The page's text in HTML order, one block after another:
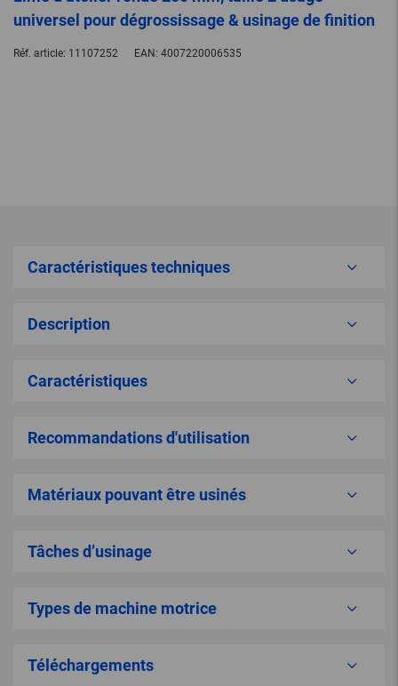
universel pour dégrossissage & usinage de finition
Réf. article: 11107252 EAN: 4007220006535
Caractéristiques techniques
Description
Caractéristiques
Recommandations d'utilisation
Matériaux pouvant être usinés
Tâches d’usinage
Types de machine motrice
Téléchargements